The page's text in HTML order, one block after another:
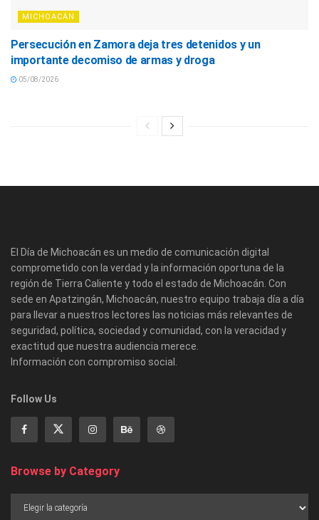
MICHOACÁN
Persecución en Zamora deja tres detenidos y un
importante decomiso de armas y droga
05/08/2026
El Día de Michoacán es un medio de comunicación digital
comprometido con la verdad y la información oportuna de la
región de Tierra Caliente y todo el estado de Michoacán. Con
sede en Apatzingán, Michoacán, nuestro equipo trabaja día a día
para llevar a nuestros lectores las noticias más relevantes de
seguridad, política, sociedad y comunidad, con la veracidad y
exactitud que nuestra audiencia merece.
Información con compromiso social.
Follow Us
Browse by Category